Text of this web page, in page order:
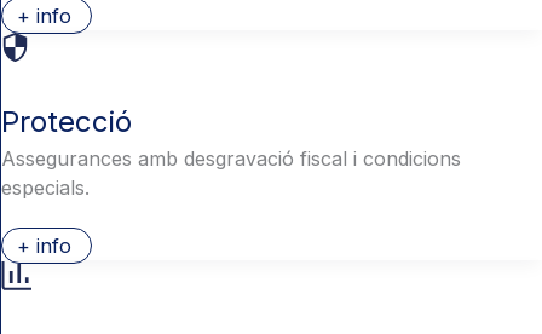
+ info
Protecció
Assegurances amb desgravació fiscal i condicions
especials.
+ info